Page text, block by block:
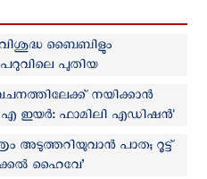
ബൈബിളും
പുതിയ
സത്യപ്രതിജ്ഞ
നയിക്കാൻ
ഇയർ: ഫാമിലി എഡിഷൻ'
അടുത്തറിയുവാന്‍ പാത; റൂട്ട്
ഹൈവേ’